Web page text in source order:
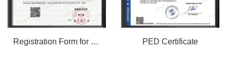
Registration Form for Foreign Trade Operators PED Certificate